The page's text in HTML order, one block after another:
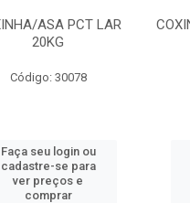
ASA PCT LAR
20KG
Código: 30078
Faça seu login ou
cadastre-se para
ver preços e
comprar